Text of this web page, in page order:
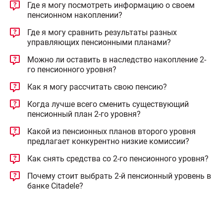
Где я могу посмотреть информацию о своем
пенсионном накоплении?
Где я могу сравнить результаты разных
управляющих пенсионными планами?
Можно ли оставить в наследство накопление 2-
го пенсионного уровня?
Как я могу рассчитать свою пенсию?
Когда лучше всего сменить существующий
пенсионный план 2-го уровня?
Какой из пенсионных планов второго уровня
предлагает конкурентно низкие комиссии?
Как снять средства со 2-го пенсионного уровня?
Почему стоит выбрать 2-й пенсионный уровень в
банке Citadele?